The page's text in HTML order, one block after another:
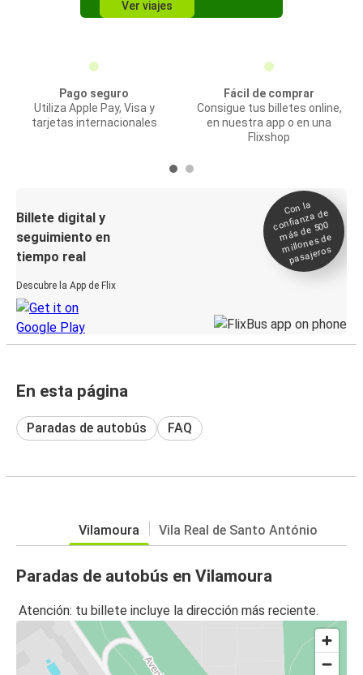
Ver viajes
Pago seguro
Utiliza Apple Pay, Visa y
tarjetas internacionales
Fácil de comprar
Consigue tus billetes online,
en nuestra app o en una
Flixshop
Billete digital y
seguimiento en
tiempo real
Descubre la App de Flix
Con la
confianza de
más de 500
millones de
pasajeros
En esta página
Paradas de autobús FAQ
Vilamoura Vila Real de Santo António
Paradas de autobús en Vilamoura
Atención: tu billete incluye la dirección más reciente.